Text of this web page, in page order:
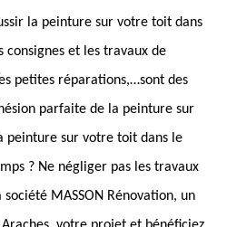
la peinture sur votre toit dans
consignes et les travaux de
petites réparations,…sont des
parfaite de la peinture sur
peinture sur votre toit dans le
? Ne négliger pas les travaux
MASSON Rénovation, un